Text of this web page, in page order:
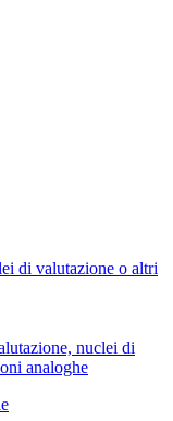
di valutazione o altri
nuclei di
analoghe